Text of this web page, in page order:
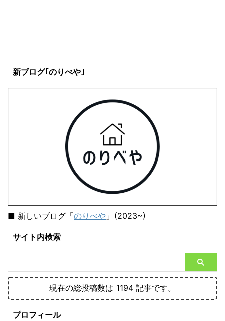
新ブログ｢のりべや｣
■ 新しいブログ「のりべや 」(2023~)
サイト内検索
現在の総投稿数は 1194 記事です。
プロフィール